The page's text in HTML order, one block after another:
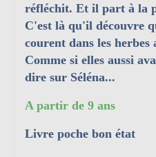
réfléchit. Et il part à la
C'est là qu'il découvre
courent dans les
Comme si elles aussi
dire sur Séléna...
A partir de 9 ans
Livre poche bon état